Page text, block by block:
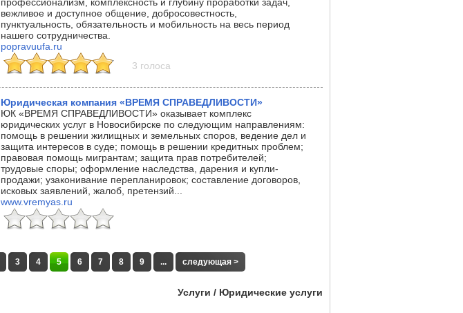
вежливое и доступное общение, добросовестность,
пунктуальность, обязательность и мобильность на весь период
нашего сотрудничества.
popravuufa.ru
3 голоса
Юридическая компания «ВРЕМЯ СПРАВЕДЛИВОСТИ»
ЮК «ВРЕМЯ СПРАВЕДЛИВОСТИ» оказывает комплекс
юридических услуг в Новосибирске по следующим направлениям:
помощь в решении жилищных и земельных споров, ведение дел и
защита интересов в суде; помощь в решении кредитных проблем;
правовая помощь мигрантам; защита прав потребителей;
трудовые споры; оформление наследства, дарения и купли-
продажи; узаконивание перепланировок; составление договоров,
исковых заявлений, жалоб, претензий...
www.vremyas.ru
3 4 5 6 7 8 9 ... следующая >
Услуги / Юридические услуги